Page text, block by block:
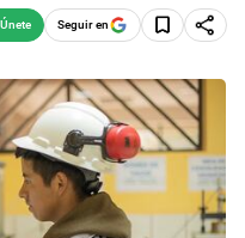
Seguir en